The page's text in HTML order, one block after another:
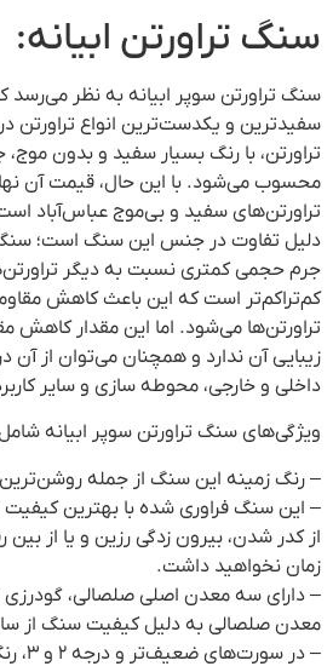
سنگ تراورتن ابیانه:
سنگ تراورتن سوپر ابیانه به نظر می‌رسد
سفیدترین و یکدست‌ترین انواع تراورتن
تراورتن، با رنگ بسیار سفید و بدون
تراورتن‌های سفید و بی‌موج عباس‌آباد
دلیل تفاوت در جنس این سنگ است؛ سنگ
جرم حجمی کمتری نسبت به دیگر
کم‌تراکم‌تر است که این باعث کاهش
تراورتن‌ها می‌شود. اما این مقدار کاهش
زیبایی آن ندارد و همچنان می‌توان از آن
داخلی و خارجی، محوطه سازی و سایر
ویژگی‌های سنگ تراورتن سوپر ابیانه
– رنگ زمینه این سنگ از جمله روشن‌ترین
– این سنگ فراوری شده با بهترین کیفیت
از کدر شدن، بیرون زدگی رزین و یا از
زمان نخواهید داشت.
– دارای سه معدن اصلی صلصالی،
معدن صلصالی به دلیل کیفیت سنگ از
– در